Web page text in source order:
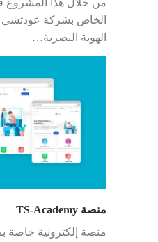
الخاص بشركة عودتشي
الهوية البصرية…
منصة TS-Academy